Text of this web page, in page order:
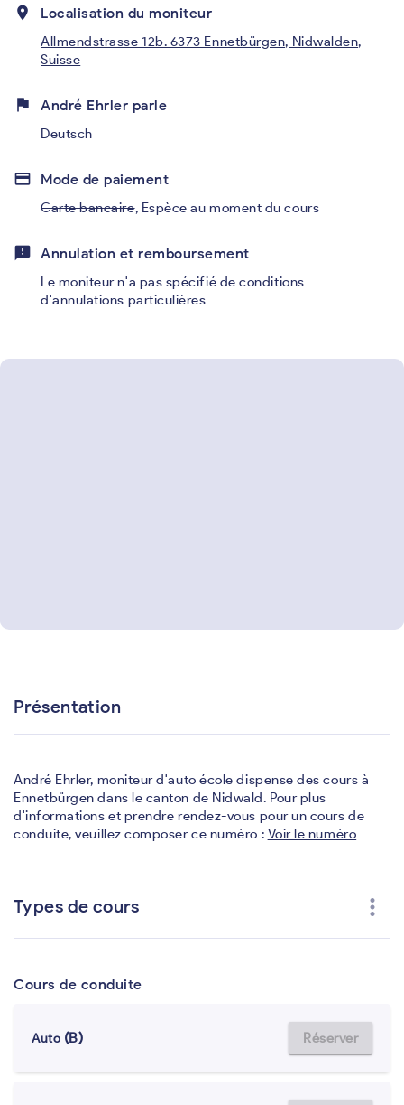
place Localisation du moniteur
Allmendstrasse 12b. 6373 Ennetbürgen, Nidwalden,
Suisse
flag André Ehrler parle
Deutsch
credit_card Mode de paiement
Carte bancaire, Espèce au moment du cours
feedback Annulation et remboursement
Le moniteur n'a pas spécifié de conditions
d'annulations particulières
Présentation
André Ehrler, moniteur d'auto école dispense des cours à
Ennetbürgen dans le canton de Nidwald. Pour plus
d'informations et prendre rendez-vous pour un cours de
conduite, veuillez composer ce numéro : Voir le numéro
Types de cours more_vert
Cours de conduite
Auto (B) Réserver